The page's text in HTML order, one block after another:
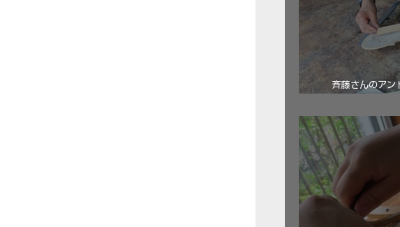
斉藤さんのア